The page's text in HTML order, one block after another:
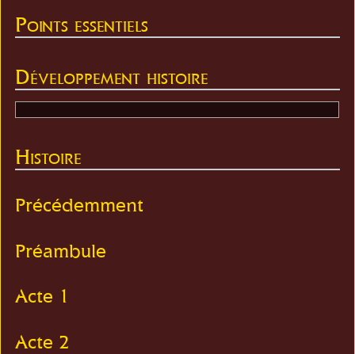
Points essentiels
Développement histoire
Histoire
Précédemment
Préambule
Acte 1
Acte 2